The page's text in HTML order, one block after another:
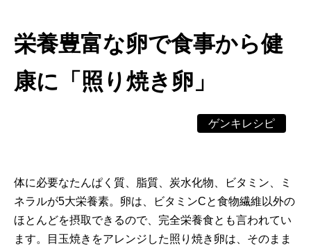
栄養豊富な卵で食事から健
康に「照り焼き卵」
ゲンキレシピ
体に必要なたんぱく質、脂質、炭水化物、ビタミン、ミ
ネラルが5大栄養素。卵は、ビタミンCと食物繊維以外の
ほとんどを摂取できるので、完全栄養食とも言われてい
ます。目玉焼きをアレンジした照り焼き卵は、そのまま